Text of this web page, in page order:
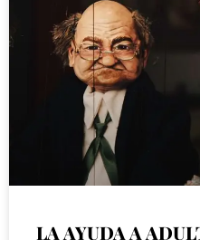
LA AYUDA A